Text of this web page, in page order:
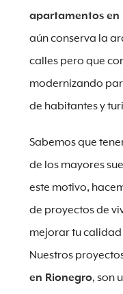
apartamentos en
aún conserva la
calles pero que
modernizando
de habitantes y
Sabemos que
de los mayores
este motivo,
de proyectos de
mejorar tu calidad
Nuestros
en Rionegro, son